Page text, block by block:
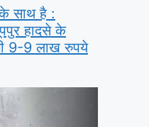
के साथ है :
हादसे के
9-9 लाख रुपये